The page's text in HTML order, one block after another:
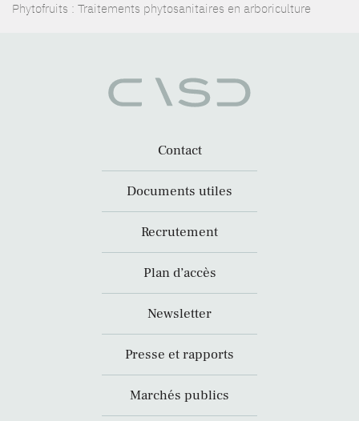
Phytofruits : Traitements phytosanitaires en arboriculture
Contact
Documents utiles
Recrutement
Plan d’accès
Newsletter
Presse et rapports
Marchés publics